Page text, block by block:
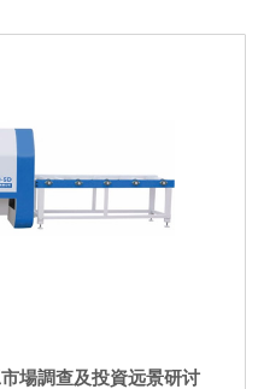
場調查及投資远景研讨